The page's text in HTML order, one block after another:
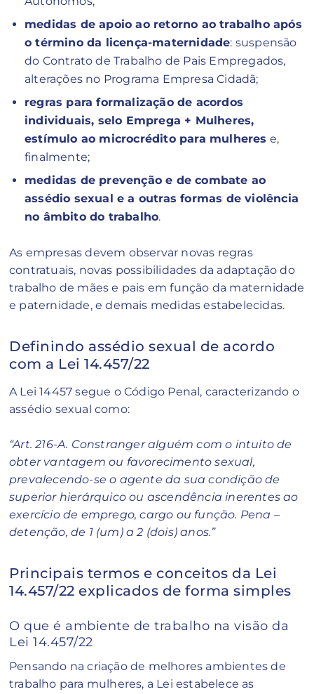
medidas de apoio ao retorno ao trabalho após
o término da licença-maternidade: suspensão
do Contrato de Trabalho de Pais Empregados,
alterações no Programa Empresa Cidadã;
regras para formalização de acordos
individuais, selo Emprega + Mulheres,
estímulo ao microcrédito para mulheres e,
finalmente;
medidas de prevenção e de combate ao
assédio sexual e a outras formas de violência
no âmbito do trabalho.
As empresas devem observar novas regras
contratuais, novas possibilidades da adaptação do
trabalho de mães e pais em função da maternidade
e paternidade, e demais medidas estabelecidas.
Definindo assédio sexual de acordo
com a Lei 14.457/22
A Lei 14457 segue o Código Penal, caracterizando o
assédio sexual como:
“Art.216-A. Constranger alguém com o intuito de
obter vantagem ou favorecimento sexual,
prevalecendo-se o agente da sua condição de
superior hierárquico ou ascendência inerentes ao
exercício de emprego, cargo ou função. Pena –
detenção, de 1 (um) a 2 (dois) anos.”
Principais termos e conceitos da Lei
14.457/22 explicados de forma simples
O que é ambiente de trabalho na visão da
Lei 14.457/22
Pensando na criação de melhores ambientes de
trabalho para mulheres, a Lei estabelece as